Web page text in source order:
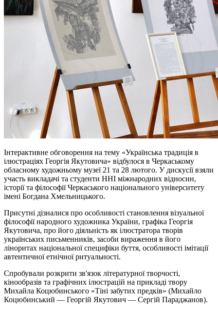
Інтерактивне обговорення на тему «Українська традиція в
ілюстраціях Георгія Якутовича» відбулося в Черкаському
обласному художньому музеї 21 та 28 лютого. У дискусії взяли
участь викладачі та студенти ННІ міжнародних відносин,
історії та філософії Черкаського національного університету
імені Богдана Хмельницького.
Присутні дізналися про особливості становлення візуальної
філософії народного художника України, графіка Георгія
Якутовича, про його діяльність як ілюстратора творів
українських письменників, засоби вираження в його
ліноритах національної специфіки буття, особливості імітації
автентичної етнічної ритуальності.
Спробували розкрити зв'язок літературної творчості,
кінообразів та графічних ілюстрацій на прикладі твору
Михайла Коцюбинського «Тіні забутих предків» (Михайло
Коцюбинський — Георгій Якутович — Сергій Параджанов).